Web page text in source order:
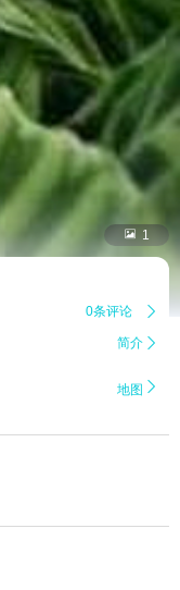
 1
0条评论 
简介 
地图 